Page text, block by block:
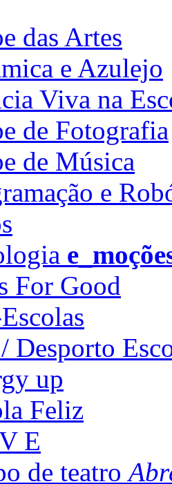
das Artes
e Azulejo
Viva na
de Fotografia
de Música
e
For Good
Desporto
up
Feliz
E
de teatro